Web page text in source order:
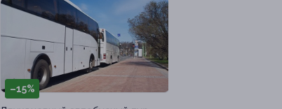
–15%